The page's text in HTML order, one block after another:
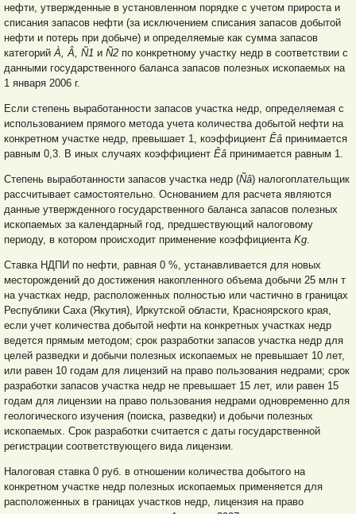
нефти, утвержденные в установленном порядке с учетом прироста и
списания запасов нефти (за исключением списания запасов добытой
нефти и потерь при добыче) и определяемые как сумма запасов
категорийÀ, Â, Ñ1 и Ñ2 по конкретному участку недр в соответствии с
данными государственного баланса запасов полезных ископаемых на
1 января 2006 г.
Если степень выработанности запасов участка недр, определяемая с
использованием прямого метода учета количества добытой нефти на
конкретном участке недр, превышает 1, коэффициент Êâ принимается
равным 0,3. В иных случаях коэффициент Êâ принимается равным 1.
Степень выработанности запасов участка недр (Ñâ) налогоплательщик
рассчитывает самостоятельно. Основанием для расчета являются
данные утвержденного государственного баланса запасов полезных
ископаемых за календарный год, предшествующий налоговому
периоду, в котором происходит применение коэффициента Kg.
Ставка НДПИ по нефти, равная 0 %, устанавливается для новых
месторождений до достижения накопленного объема добычи 25 млн т
на участках недр, расположенных полностью или частично в границах
Республики Саха (Якутия), Иркутской области, Красноярского края,
если учет количества добытой нефти на конкретных участках недр
ведется прямым методом; срок разработки запасов участка недр для
целей разведки и добычи полезных ископаемых не превышает 10 лет,
или равен 10 годам для лицензий на право пользования недрами; срок
разработки запасов участка недр не превышает 15 лет, или равен 15
годам для лицензии на право пользования недрами одновременно для
геологического изучения (поиска, разведки) и добычи полезных
ископаемых. Срок разработки считается с даты государственной
регистрации соответствующего вида лицензии.
Налоговая ставка 0 руб. в отношении количества добытого на
конкретном участке недр полезных ископаемых применяется для
расположенных в границах участков недр, лицензия на право